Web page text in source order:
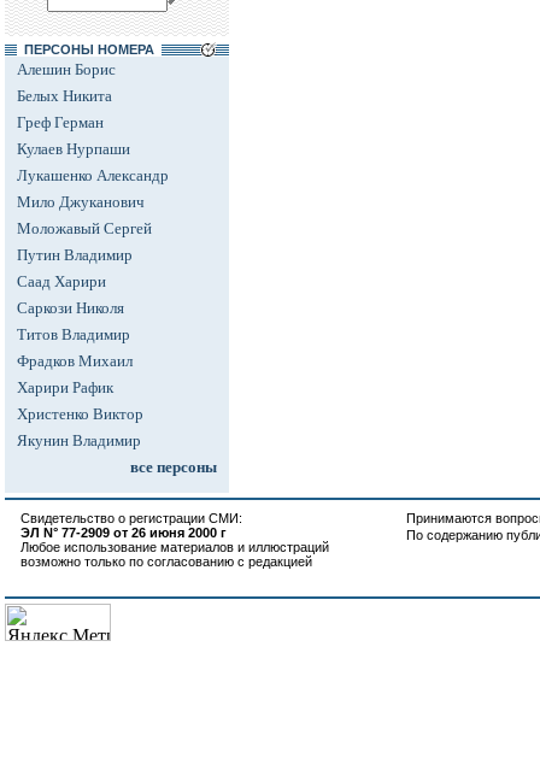
ПЕРСОНЫ НОМЕРА
Алешин Борис
Белых Никита
Греф Герман
Кулаев Нурпаши
Лукашенко Александр
Мило Джуканович
Моложавый Сергей
Путин Владимир
Саад Харири
Саркози Николя
Титов Владимир
Фрадков Михаил
Харири Рафик
Христенко Виктор
Якунин Владимир
все персоны
Свидетельство о регистрации СМИ:
ЭЛ N° 77-2909 от 26 июня 2000 г
Любое использование материалов и иллюстраций
возможно только по согласованию с редакцией
Принимаются
По содержанию